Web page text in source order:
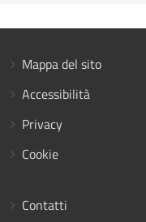
Mappa del sito
Accessibilità
Privacy
Cookie
Contatti